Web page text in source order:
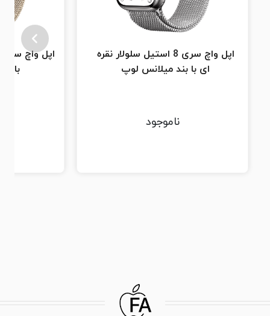
اپل واچ سری 8 استیل سلولار نقره
ای با بند میلانس لوپ
ناموجود
با